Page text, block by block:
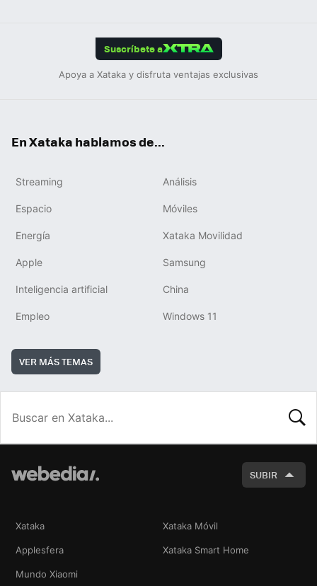
Suscríbete a
Apoya a Xataka y disfruta ventajas exclusivas
En Xataka hablamos de...
Streaming Análisis
Espacio Móviles
Energía Xataka Movilidad
Apple Samsung
Inteligencia artificial China
Empleo Windows 11
VER MÁS TEMAS
SUBIR
Xataka Xataka Móvil
Applesfera Xataka Smart Home
Mundo Xiaomi